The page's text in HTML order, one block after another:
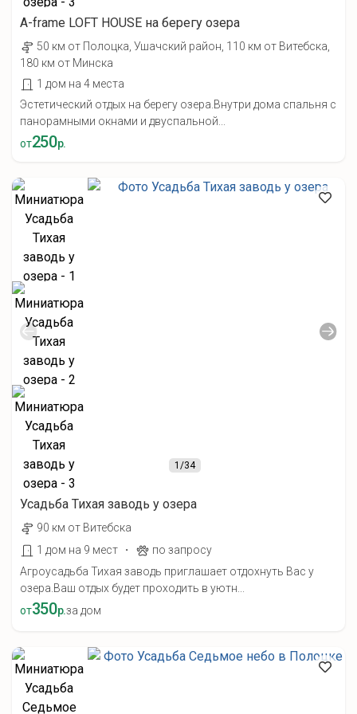
A-frame LOFT HOUSE на берегу озера
50 км от Полоцка, Ушачский район, 110 км от Витебска,
180 км от Минска
1 дом на 4 места
Эстетический отдых на берегу озера.Внутри дома спальня с
панорамными окнами и двуспальной...
от250р.
1/34
Усадьба Тихая заводь у озера
90 км от Витебска
1 дом на 9 мест
·
по запросу
Агроусадьба Тихая заводь приглашает отдохнуть Вас у
озера.Ваш отдых будет проходить в уютн...
от350р.за дом